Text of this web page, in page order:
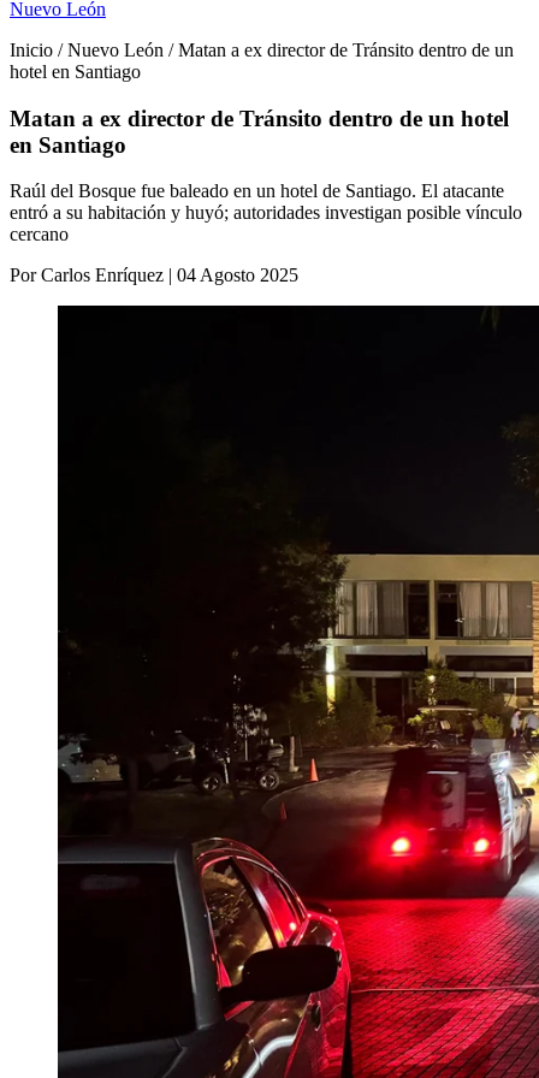
Nuevo León
Inicio / Nuevo León / Matan a ex director de Tránsito dentro de un
hotel en Santiago
Matan a ex director de Tránsito dentro de un hotel
en Santiago
Raúl del Bosque fue baleado en un hotel de Santiago. El atacante
entró a su habitación y huyó; autoridades investigan posible vínculo
cercano
Por Carlos Enríquez | 04 Agosto 2025